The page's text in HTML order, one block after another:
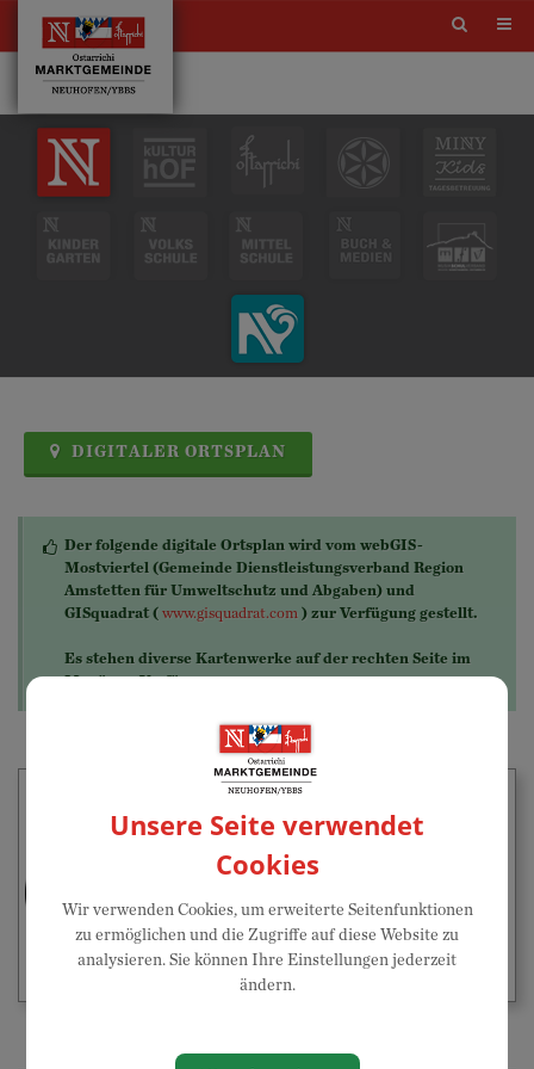
Site
DIGITALER ORTSPLAN
Der folgende digitale Ortsplan wird vom webGIS-
Mostviertel (Gemeinde Dienstleistungsverband Region
Amstetten für Umweltschutz und Abgaben) und
GISquadrat ( www.gisquadrat.com ) zur Verfügung gestellt.
Es stehen diverse Kartenwerke auf der rechten Seite im
Menü zur Verfügung.
Unsere Seite verwendet
Cookies
Wir verwenden Cookies, um erweiterte Seitenfunktionen
zu ermöglichen und die Zugriffe auf diese Website zu
analysieren. Sie können Ihre Einstellungen jederzeit
ändern.